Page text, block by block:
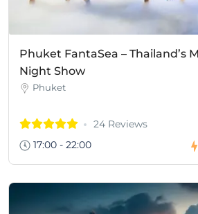
Phuket FantaSea – Thailand’s
Night Show
Phuket
24 Reviews
17:00 - 22:00